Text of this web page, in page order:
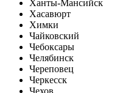
Ханты-Мансийск
Хасавюрт
Химки
Чайковский
Чебоксары
Челябинск
Череповец
Черкесск
Чехов